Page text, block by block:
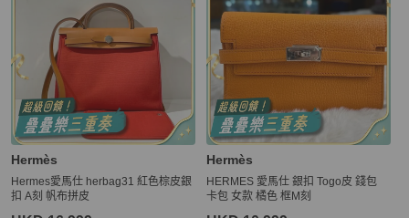
Hermès
Hermes愛馬仕 herbag31 紅色棕皮銀
扣 A刻 帆布拼皮
Hermès
HERMES 愛馬仕 銀扣 Togo皮 錢包
卡包 女款 橘色 框M刻